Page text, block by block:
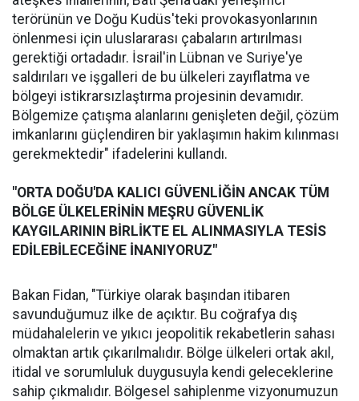
terörünün ve Doğu Kudüs'teki provokasyonlarının
önlenmesi için uluslararası çabaların artırılması
gerektiği ortadadır. İsrail'in Lübnan ve Suriye'ye
saldırıları ve işgalleri de bu ülkeleri zayıflatma ve
bölgeyi istikrarsızlaştırma projesinin devamıdır.
Bölgemize çatışma alanlarını genişleten değil, çözüm
imkanlarını güçlendiren bir yaklaşımın hakim kılınması
gerekmektedir" ifadelerini kullandı.
"ORTA DOĞU'DA KALICI GÜVENLİĞİN ANCAK TÜM
BÖLGE ÜLKELERİNİN MEŞRU GÜVENLİK
KAYGILARININ BİRLİKTE EL ALINMASIYLA TESİS
EDİLEBİLECEĞİNE İNANIYORUZ"
Bakan Fidan, "Türkiye olarak başından itibaren
savunduğumuz ilke de açıktır. Bu coğrafya dış
müdahalelerin ve yıkıcı jeopolitik rekabetlerin sahası
olmaktan artık çıkarılmalıdır. Bölge ülkeleri ortak akıl,
itidal ve sorumluluk duygusuyla kendi geleceklerine
sahip çıkmalıdır. Bölgesel sahiplenme vizyonumuzun